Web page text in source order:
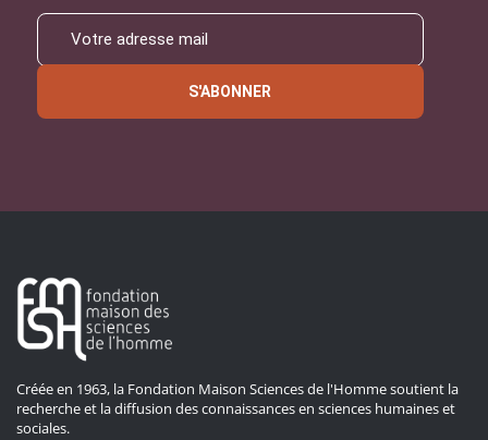
S'ABONNER
Créée en 1963, la Fondation Maison Sciences de l'Homme soutient la
recherche et la diffusion des connaissances en sciences humaines et
sociales.